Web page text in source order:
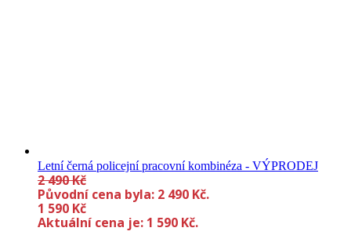
Letní černá policejní pracovní kombinéza - VÝPRODEJ
2 490Kč
Původní cena byla: 2 490 Kč.
1 590 Kč
Aktuální cena je: 1 590 Kč.